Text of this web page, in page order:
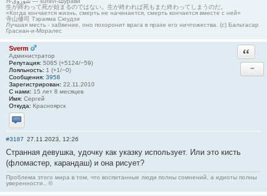
生が終わって死が始まるのではない。生が終われば死もまた終わってしまうのだ。
«Когда кончается жизнь, смерть не начинается, смерть кончается вместе с ней»
寺山修司 Тэраяма Сюудзи
Лучшая месть - забвение, оно похоронит врага в прахе его ничтожества. (с) Бальтасар
Грасиан-и-Моралес
Sverm
Администратор
Репутация: 5065 (+5124/−59)
Лояльность: 1 (+1/−0)
Сообщения: 3958
Зарегистрирован: 22.11.2010
С нами: 15 лет 8 месяцев
Имя: Сергей
Откуда: Красноярск
Отправить личное сообщение
−
#3187 27.11.2023, 12:26
Странная девушка, удочку как указку использует. Или это кисть
(фломастер, карандаш) и она рисует?
Проблема этого мира в том, что воспитанные люди полны сомнений, а идиоты полны
уверенности.. ©